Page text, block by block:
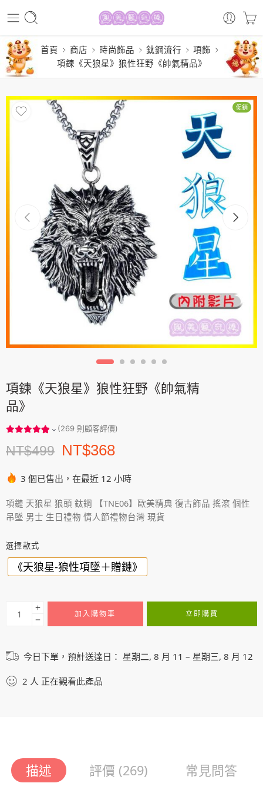
首頁 商店 時尚飾品 鈦鋼流行
項飾
項鍊《天狼星》狼性狂野《帥氣精品》
促銷
項鍊《天狼星》狼性狂野《帥氣精
品》
(269 則顧客評價)
NT$499 NT$368
3 個已售出，在最近 12 小時
項鏈 天狼星 狼頭 鈦鋼 【TNE06】歐美精典 復古飾品 搖滾 個性
吊墜 男士 生日禮物 情人節禮物台灣 現貨
選擇款式
《天狼星-狼性項墜＋贈鏈》
加入購物車 立即購買
今日下單，預計送達日： 星期二, 8 月 11 – 星期三, 8 月 12
2 人 正在觀看此產品
描述 評價 (269) 常見問答